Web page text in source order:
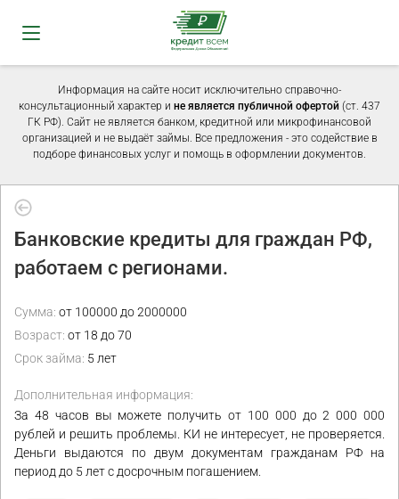
Информация на сайте носит исключительно справочно-
консультационный характер и не является публичной офертой (ст. 437
ГК РФ). Сайт не является банком, кредитной или микрофинансовой
организацией и не выдаёт займы. Все предложения - это содействие в
подборе финансовых услуг и помощь в оформлении документов.
Банковские кредиты для граждан РФ,
работаем с регионами.
Сумма: от 100000 до 2000000
Возраст: от 18 до 70
Срок займа: 5 лет
Дополнительная информация:
За 48 часов вы можете получить от 100 000 до 2 000 000
рублей и решить проблемы. КИ не интересует, не проверяется.
Деньги выдаются по двум документам гражданам РФ на
период до 5 лет с досрочным погашением.